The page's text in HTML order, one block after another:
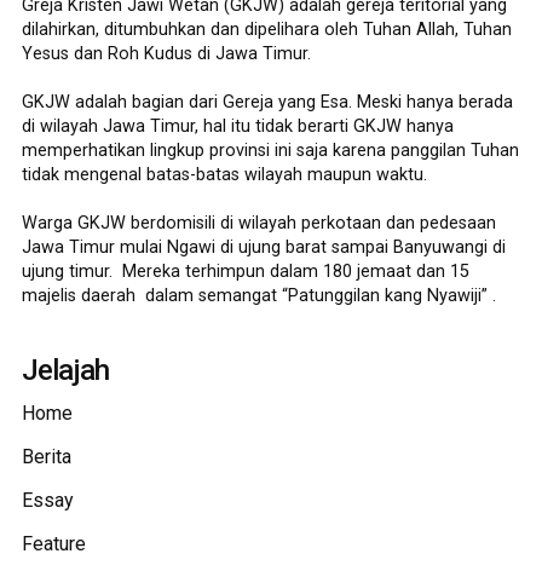
Greja Kristen Jawi Wetan (GKJW) adalah gereja teritorial yang
dilahirkan, ditumbuhkan dan dipelihara oleh Tuhan Allah, Tuhan
Yesus dan Roh Kudus di Jawa Timur.
GKJW adalah bagian dari Gereja yang Esa. Meski hanya berada
di wilayah Jawa Timur, hal itu tidak berarti GKJW hanya
memperhatikan lingkup provinsi ini saja karena panggilan Tuhan
tidak mengenal batas-batas wilayah maupun waktu.
Warga GKJW berdomisili di wilayah perkotaan dan pedesaan
Jawa Timur mulai Ngawi di ujung barat sampai Banyuwangi di
ujung timur. Mereka terhimpun dalam 180 jemaat dan 15
majelis daerah dalam semangat “Patunggilan kang Nyawiji” .
Jelajah
Home
Berita
Essay
Feature